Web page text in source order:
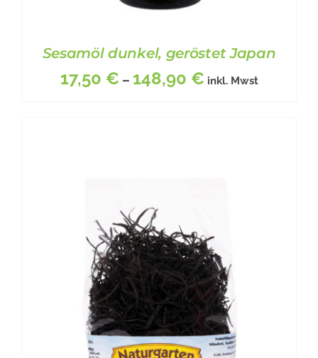
BESCHREIBUNG
PRODUKT
WEIST
MEHRERE
VARIANTEN
AUF.
DIE
OPTIONEN
KÖNNEN
AUF
/
Sesamöl dunkel, geröstet Japan
17,50 € – 148,90 € inkl. Mwst